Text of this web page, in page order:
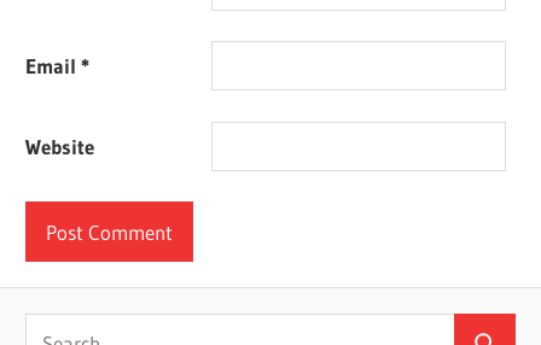
Email*
Website
Search